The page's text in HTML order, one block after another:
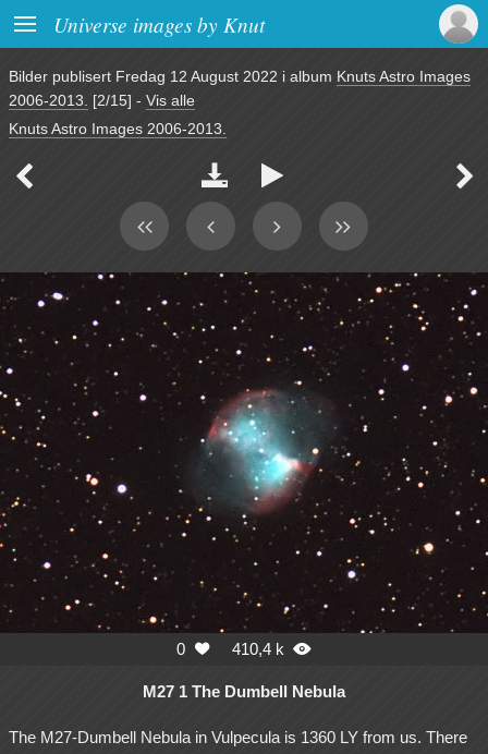
 Universe images by Knut
Bilder publisert Fredag 12 August 2022 i album Knuts Astro Images
2006-2013.
[2/15] - Vis alle
Knuts Astro Images 2006-2013.
   
0  410,4 k 
M27 1 The Dumbell Nebula
The M27-Dumbell Nebula in Vulpecula is 1360 LY from us. There